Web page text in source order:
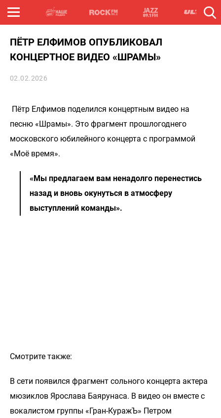
ПЁТР ЕЛФИМОВ ОПУБЛИКОВАЛ
КОНЦЕРТНОЕ ВИДЕО «ШРАМЫ»
02.02.2026
Пётр Елфимов поделился концертным видео на
песню «Шрамы». Это фрагмент прошлогоднего
московского юбилейного концерта с программой
«Моё время».
«Мы предлагаем вам ненадолго перенестись
назад и вновь окунуться в атмосферу
выступлений команды».
Смотрите также:
В сети появился фрагмент сольного концерта актера
мюзиклов Ярослава Баярунаса. В видео он вместе с
вокалистом группы «Гран-КуражЪ» Петром